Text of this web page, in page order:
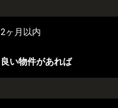
2ヶ月以内
良い物件があれば